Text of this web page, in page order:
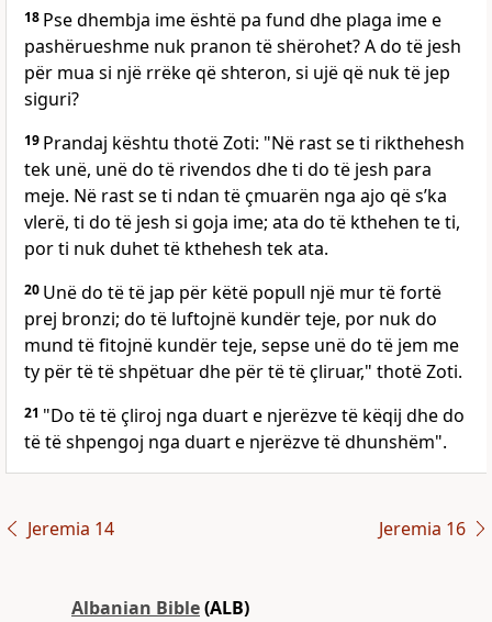
18 Pse dhembja ime është pa fund dhe plaga ime e
pashërueshme nuk pranon të shërohet? A do të jesh
për mua si një rrëke që shteron, si ujë që nuk të jep
siguri?
19 Prandaj kështu thotë Zoti: "Në rast se ti rikthehesh
tek unë, unë do të rivendos dhe ti do të jesh para
meje. Në rast se ti ndan të çmuarën nga ajo që s’ka
vlerë, ti do të jesh si goja ime; ata do të kthehen te ti,
por ti nuk duhet të kthehesh tek ata.
20 Unë do të të jap për këtë popull një mur të fortë
prej bronzi; do të luftojnë kundër teje, por nuk do
mund të fitojnë kundër teje, sepse unë do të jem me
ty për të të shpëtuar dhe për të të çliruar," thotë Zoti.
21 "Do të të çliroj nga duart e njerëzve të këqij dhe do
të të shpengoj nga duart e njerëzve të dhunshëm".
Jeremia 14 Jeremia 16
Albanian Bible(ALB)